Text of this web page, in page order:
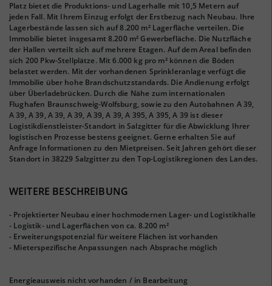
Platz bietet die Produktions- und Lagerhalle mit 10,5 Metern auf
jeden Fall. Mit Ihrem Einzug erfolgt der Erstbezug nach Neubau. Ihre
Lagerbestände lassen sich auf 8.200 m² Lagerfläche verteilen. Die
Immobilie bietet insgesamt 8.200 m² Gewerbefläche. Die Nutzfläche
der Hallen verteilt sich auf mehrere Etagen. Auf dem Areal befinden
sich 200 Pkw-Stellplätze. Mit 6.000 kg pro m² können die Böden
belastet werden. Mit der vorhandenen Sprinkleranlage verfügt die
Immobilie über hohe Brandschutzstandards. Die Andienung erfolgt
über Überladebrücken. Durch die Nähe zum internationalen
Flughafen Braunschweig-Wolfsburg, sowie zu den Autobahnen A 39,
A 39, A 39, A 39, A 39, A 39, A 39, A 395, A 395, A 39 ist dieser
Logistikdienstleister-Standort in Salzgitter für die Abwicklung Ihrer
logistischen Prozesse bestens geeignet. Gerne erhalten Sie auf
Anfrage Informationen zu den Mietpreisen. Seit Jahren gehört dieser
Standort in 38229 Salzgitter zu den Top-Logistikregionen des Landes.
WEITERE BESCHREIBUNG
- Projektierter Neubau einer hochmodernen Lager- und Logistikhalle
- Logistik- und Lagerflächen von ca. 8.200 m²
- Erweiterungspotenzial für weitere Flächen ist vorhanden
- Mieterspezifische Anpassungen nach Absprache möglich
Energieausweis nicht vorhanden / in Bearbeitung